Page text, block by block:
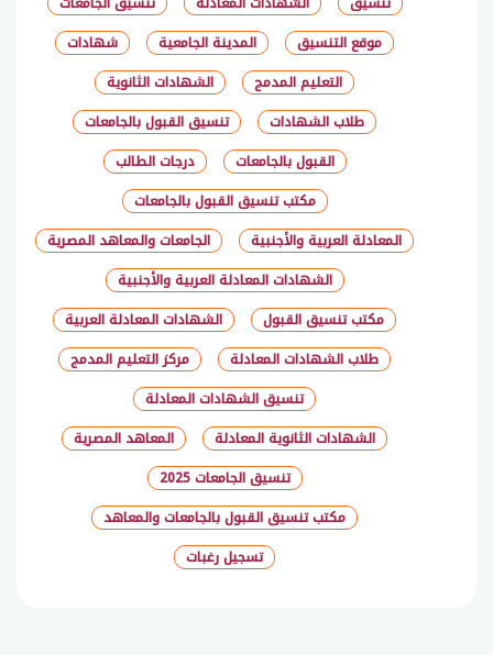
موقع التنسيق
المدينة الجامعية
شهادات
التعليم المدمج
الشهادات الثانوية
طلاب الشهادات
تنسيق القبول بالجامعات
القبول بالجامعات
درجات الطالب
مكتب تنسيق القبول بالجامعات
المعادلة العربية والأجنبية
الجامعات والمعاهد المصرية
الشهادات المعادلة العربية والأجنبية
مكتب تنسيق القبول
الشهادات المعادلة العربية
طلاب الشهادات المعادلة
مركز التعليم المدمج
تنسيق الشهادات المعادلة
الشهادات الثانوية المعادلة
المعاهد المصرية
تنسيق الجامعات 2025
مكتب تنسيق القبول بالجامعات والمعاهد
تسجيل رغبات